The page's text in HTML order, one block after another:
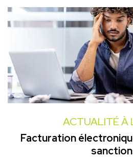
ACTUALITÉ À
Facturation